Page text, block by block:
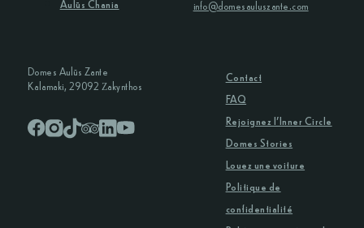
Domes Aulūs Zante
Kalamaki, 29092 Ζakynthos
Contact
FAQ
Rejoignez l’Inner Circle
Domes Stories
Louez une voiture
Politique de
confidentialité
info@domesauluszante.com
Aulūs Chania